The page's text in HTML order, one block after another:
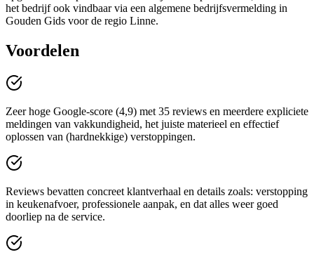
het bedrijf ook vindbaar via een algemene bedrijfsvermelding in
Gouden Gids voor de regio Linne.
Voordelen
Zeer hoge Google-score (4,9) met 35 reviews en meerdere expliciete
meldingen van vakkundigheid, het juiste materieel en effectief
oplossen van (hardnekkige) verstoppingen.
Reviews bevatten concreet klantverhaal en details zoals: verstopping
in keukenafvoer, professionele aanpak, en dat alles weer goed
doorliep na de service.